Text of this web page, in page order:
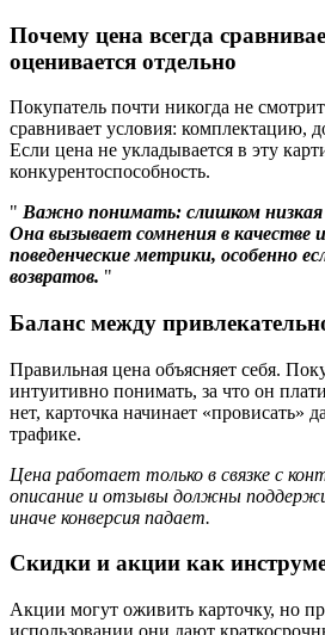
Почему цена всегда
оценивается отдельно
Покупатель почти никогда не
сравнивает условия: комплектацию,
Если цена не укладывается в эту
конкурентоспособность.
Важно понимать: слишком
Она вызывает сомнения в
поведенческие метрики, особенно
возвратов.
Баланс между
Правильная цена объясняет себя.
интуитивно понимать, за что он
нет, карточка начинает «провисать»
трафике.
Цена работает только в связке с
описание и отзывы должны
иначе конверсия падает.
Скидки и акции как
Акции могут оживить карточку, но